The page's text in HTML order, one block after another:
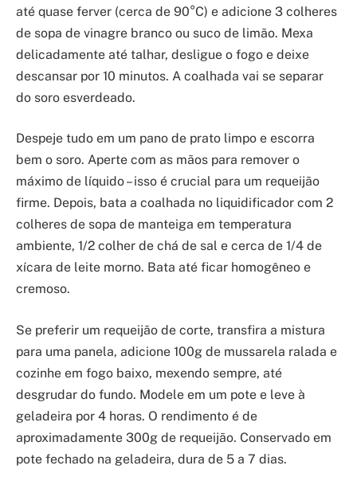
até quase ferver (cerca de 90°C) e adicione 3 colheres
de sopa de vinagre branco ou suco de limão. Mexa
delicadamente até talhar, desligue o fogo e deixe
descansar por 10 minutos. A coalhada vai se separar
do soro esverdeado.
Despeje tudo em um pano de prato limpo e escorra
bem o soro. Aperte com as mãos para remover o
máximo de líquido – isso é crucial para um requeijão
firme. Depois, bata a coalhada no liquidificador com 2
colheres de sopa de manteiga em temperatura
ambiente, 1/2 colher de chá de sal e cerca de 1/4 de
xícara de leite morno. Bata até ficar homogêneo e
cremoso.
Se preferir um requeijão de corte, transfira a mistura
para uma panela, adicione 100g de mussarela ralada e
cozinhe em fogo baixo, mexendo sempre, até
desgrudar do fundo. Modele em um pote e leve à
geladeira por 4 horas. O rendimento é de
aproximadamente 300g de requeijão. Conservado em
pote fechado na geladeira, dura de 5 a 7 dias.